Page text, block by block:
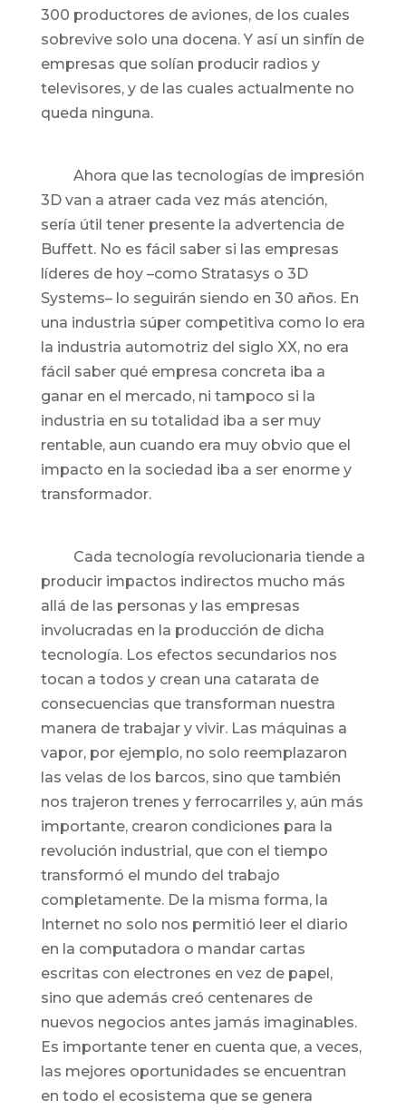
300 productores de aviones, de los cuales
sobrevive solo una docena. Y así un sinfín de
empresas que solían producir radios y
televisores, y de las cuales actualmente no
queda ninguna.
Ahora que las tecnologías de impresión
3D van a atraer cada vez más atención,
sería útil tener presente la advertencia de
Buffett. No es fácil saber si las empresas
líderes de hoy –como Stratasys o 3D
Systems– lo seguirán siendo en 30 años. En
una industria súper competitiva como lo era
la industria automotriz del siglo XX, no era
fácil saber qué empresa concreta iba a
ganar en el mercado, ni tampoco si la
industria en su totalidad iba a ser muy
rentable, aun cuando era muy obvio que el
impacto en la sociedad iba a ser enorme y
transformador.
Cada tecnología revolucionaria tiende a
producir impactos indirectos mucho más
allá de las personas y las empresas
involucradas en la producción de dicha
tecnología. Los efectos secundarios nos
tocan a todos y crean una catarata de
consecuencias que transforman nuestra
manera de trabajar y vivir. Las máquinas a
vapor, por ejemplo, no solo reemplazaron
las velas de los barcos, sino que también
nos trajeron trenes y ferrocarriles y, aún más
importante, crearon condiciones para la
revolución industrial, que con el tiempo
transformó el mundo del trabajo
completamente. De la misma forma, la
Internet no solo nos permitió leer el diario
en la computadora o mandar cartas
escritas con electrones en vez de papel,
sino que además creó centenares de
nuevos negocios antes jamás imaginables.
Es importante tener en cuenta que, a veces,
las mejores oportunidades se encuentran
en todo el ecosistema que se genera